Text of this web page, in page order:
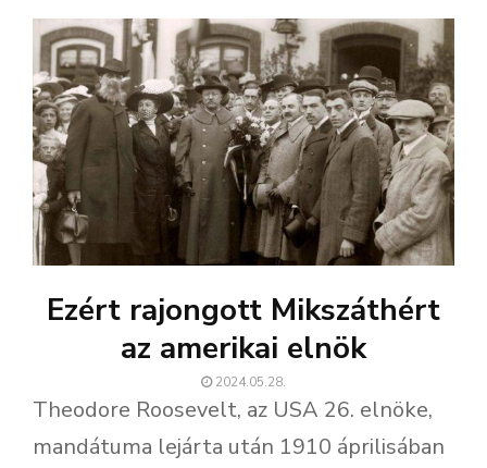
Ezért rajongott Mikszáthért
az amerikai elnök
2024.05.28.
Theodore Roosevelt, az USA 26. elnöke,
mandátuma lejárta után 1910 áprilisában